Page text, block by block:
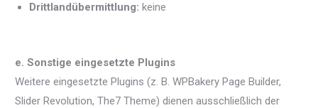
Drittlandübermittlung: keine
e. Sonstige eingesetzte Plugins
Weitere eingesetzte Plugins (z. B. WPBakery Page Builder,
Slider Revolution, The7 Theme) dienen ausschließlich der